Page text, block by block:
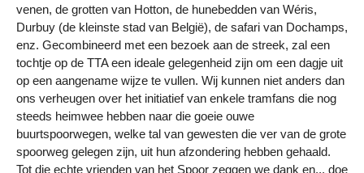
venen, de grotten van Hotton, de hunebedden van Wéris,
Durbuy (de kleinste stad van België), de safari van Dochamps,
enz. Gecombineerd met een bezoek aan de streek, zal een
tochtje op de TTA een ideale gelegenheid zijn om een dagje uit
op een aangename wijze te vullen. Wij kunnen niet anders dan
ons verheugen over het initiatief van enkele tramfans die nog
steeds heimwee hebben naar die goeie ouwe
buurtspoorwegen, welke tal van gewesten die ver van de grote
spoorweg gelegen zijn, uit hun afzondering hebben gehaald.
Tot die echte vrienden van het Spoor zeggen we dank en... doe